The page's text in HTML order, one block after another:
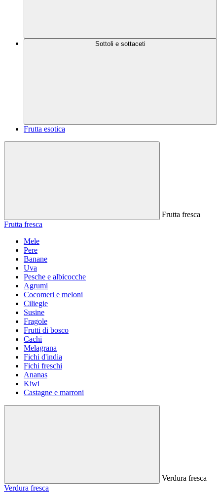
Sottoli e sottaceti
Frutta esotica
Frutta fresca
Frutta fresca
Mele
Pere
Banane
Uva
Pesche e albicocche
Agrumi
Cocomeri e meloni
Ciliegie
Susine
Fragole
Frutti di bosco
Cachi
Melagrana
Fichi d'india
Fichi freschi
Ananas
Kiwi
Castagne e marroni
Verdura fresca
Verdura fresca